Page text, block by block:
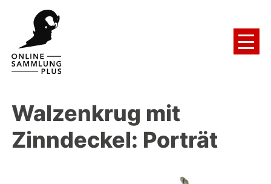
Walzenkrug mit
Zinndeckel: Porträt